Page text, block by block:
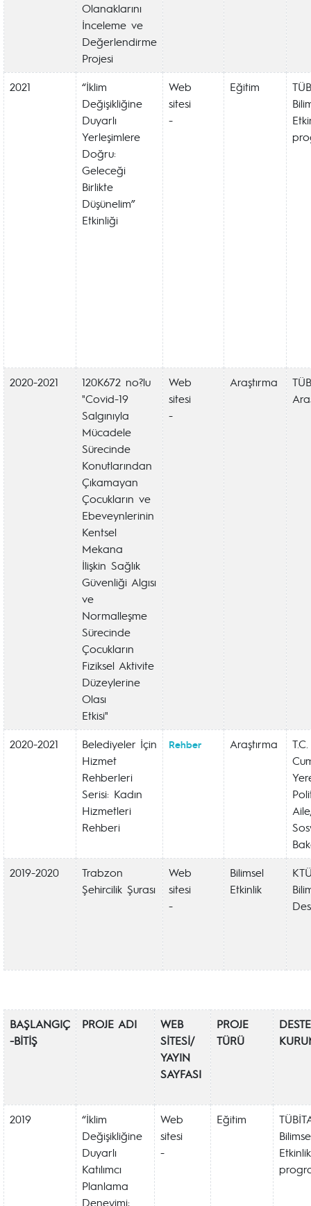
Olanaklarını
İnceleme ve
Değerlendirme
Projesi
2021
“İklim
Değişikliğine
Duyarlı
Yerleşimlere
Doğru:
Geleceği
Birlikte
Düşünelim”
Etkinliği
Web
sitesi
-
Eğitim
2020-2021
120K672 no?lu
"Covid-19
Salgınıyla
Mücadele
Sürecinde
Konutlarından
Çıkamayan
Çocukların ve
Ebeveynlerinin
Kentsel
Mekana
İlişkin Sağlık
Güvenliği Algısı
ve
Normalleşme
Sürecinde
Çocukların
Fiziksel Aktivite
Düzeylerine
Olası
Etkisi"
Web
sitesi
-
Araştırma
2020-2021
Belediyeler İçin
Hizmet
Rehberleri
Serisi: Kadın
Hizmetleri
Rehberi
Rehber Araştırma
T.C.
2019-2020
Trabzon
Şehircilik Şurası
Web
sitesi
-
Bilimsel
Etkinlik
BAŞLANGIÇ
-BİTİŞ
PROJE ADI
WEB
SİTESİ/
YAYIN
SAYFASI
PROJE
TÜRÜ
2019
“İklim
Değişikliğine
Duyarlı
Katılımcı
Planlama
Deneyimi:
Web
sitesi
-
Eğitim